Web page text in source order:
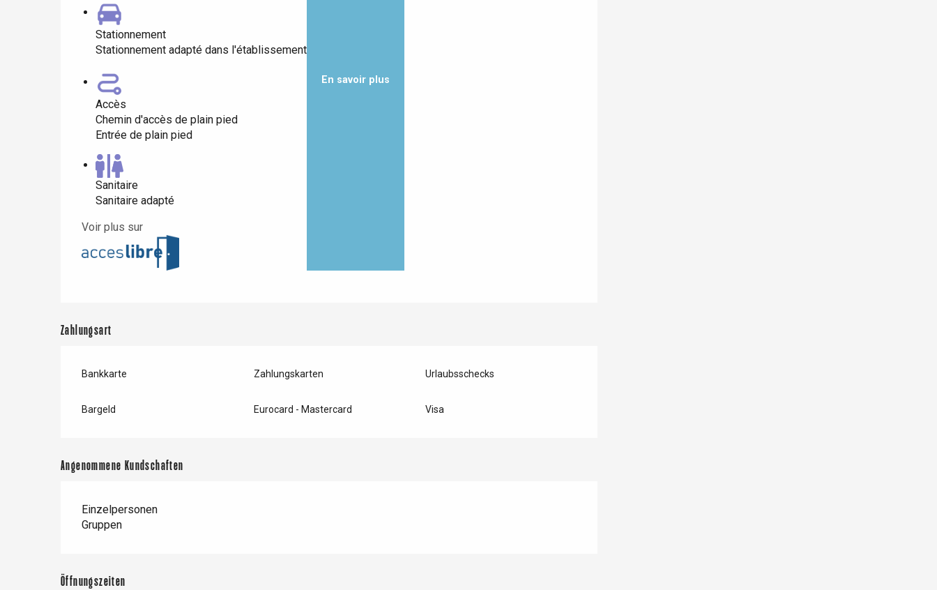
Buchy
Stationnement
Stationnement adapté dans l'établissement
Accès
Chemin d'accès de plain pied
Entrée de plain pied
Sanitaire
Sanitaire adapté
Voir plus sur
En savoir plus
Zahlungsart
Bankkarte Zahlungskarten Urlaubsschecks
Bargeld Eurocard - Mastercard Visa
Angenommene Kundschaften
Einzelpersonen
Gruppen
Öffnungszeiten